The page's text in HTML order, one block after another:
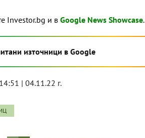
Investor.bg и в Google News Showcase.
източници в Google
14:51 | 04.11.22 г.